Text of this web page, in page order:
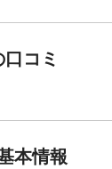
コミ
本情報